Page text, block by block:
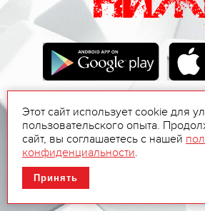
Этот сайт использует cookie для
пользовательского опыта.
сайт, вы соглашаетесь с нашей
конфиденциальности.
Принять